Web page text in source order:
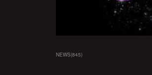
NEWS(845)